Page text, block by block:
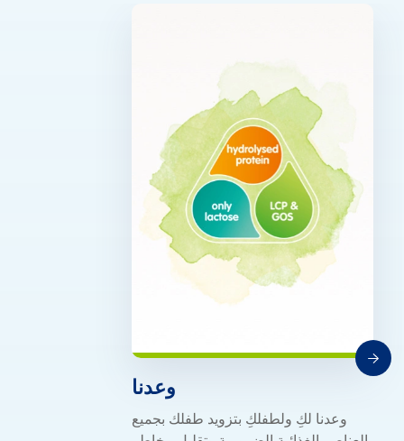
وعدنا
وعدنا لكِ ولطفلكِ بتزويد طفلك بجميع